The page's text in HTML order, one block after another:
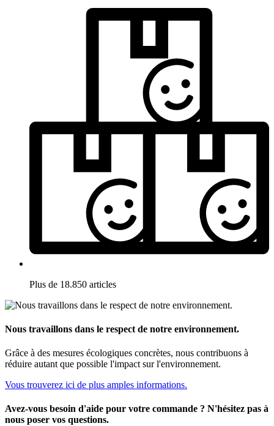
Plus de 18.850 articles
Nous travaillons dans le respect de notre environnement.
Grâce à des mesures écologiques concrètes, nous contribuons à
réduire autant que possible l'impact sur l'environnement.
Vous trouverez ici de plus amples informations.
Avez-vous besoin d'aide pour votre commande ? N'hésitez pas à
nous poser vos questions.